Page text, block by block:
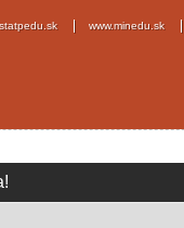
www.minedu.sk